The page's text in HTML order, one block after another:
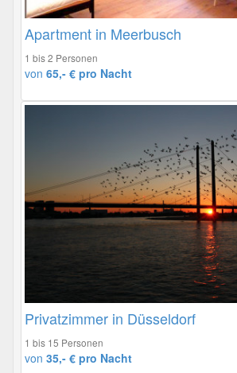
Apartment in Meerbusch
1 bis 2 Personen
von 65,- € pro Nacht
Privatzimmer in Düsseldorf
1 bis 15 Personen
von 35,- € pro Nacht